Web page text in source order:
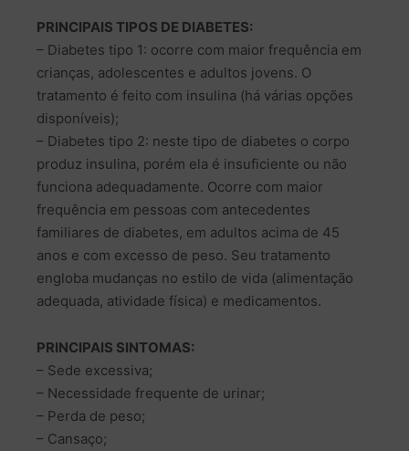
PRINCIPAIS TIPOS DE DIABETES:
– Diabetes tipo 1: ocorre com maior frequência em
crianças, adolescentes e adultos jovens. O
tratamento é feito com insulina (há várias opções
disponíveis);
– Diabetes tipo 2: neste tipo de diabetes o corpo
produz insulina, porém ela é insuficiente ou não
funciona adequadamente. Ocorre com maior
frequência em pessoas com antecedentes
familiares de diabetes, em adultos acima de 45
anos e com excesso de peso. Seu tratamento
engloba mudanças no estilo de vida (alimentação
adequada, atividade física) e medicamentos.
PRINCIPAIS SINTOMAS:
– Sede excessiva;
– Necessidade frequente de urinar;
– Perda de peso;
– Cansaço;